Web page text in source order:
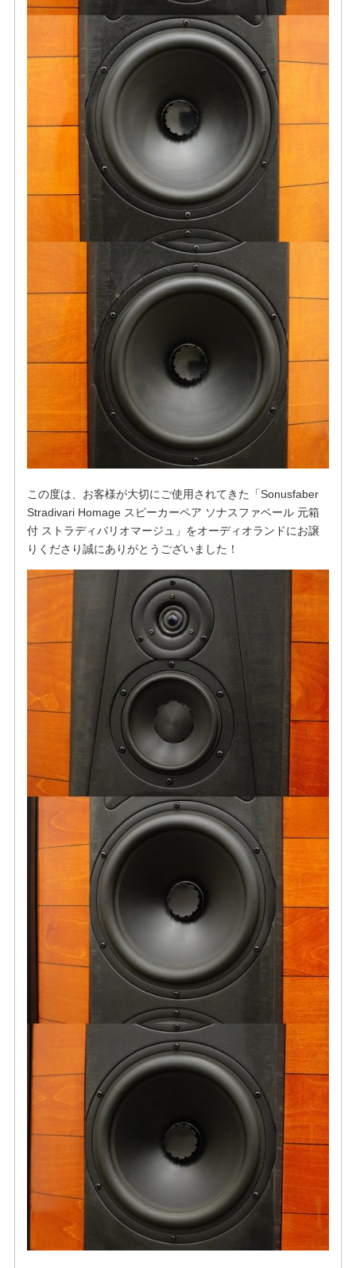
この度は、お客様が大切にご使用されてきた「Sonusfaber
Stradivari Homage スピーカーペア ソナスファベール 元箱
付 ストラディバリオマージュ」をオーディオランドにお譲
りくださり誠にありがとうございました！